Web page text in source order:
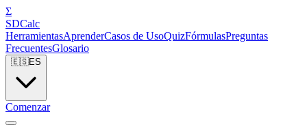
Σ
SDCalc
HerramientasAprenderCasos de UsoQuizFórmulasPreguntas
FrecuentesGlosario
🇪🇸ES
Comenzar